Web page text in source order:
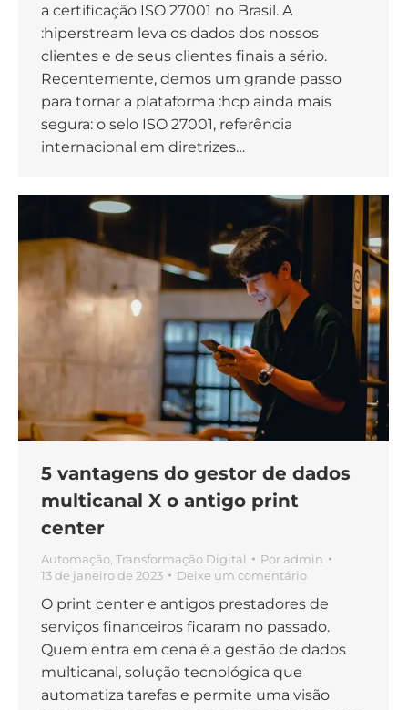
a certificação ISO 27001 no Brasil. A
:hiperstream leva os dados dos nossos
clientes e de seus clientes finais a sério.
Recentemente, demos um grande passo
para tornar a plataforma :hcp ainda mais
segura: o selo ISO 27001, referência
internacional em diretrizes…
5 vantagens do gestor de dados
multicanal X o antigo print
center
Automação Transformação Digital Por admin
13 de janeiro de 2023
Deixe um comentário
O print center e antigos prestadores de
serviços financeiros ficaram no passado.
Quem entra em cena é a gestão de dados
multicanal, solução tecnológica que
automatiza tarefas e permite uma visão